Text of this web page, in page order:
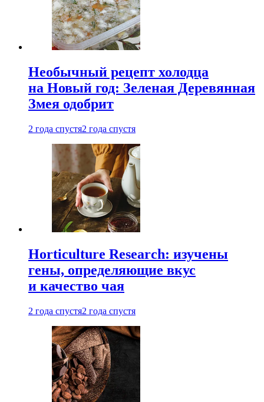
Необычный рецепт холодца
на Новый год: Зеленая Деревянная
Змея одобрит
2 года спустя2 года спустя
Horticulture Research: изучены
гены, определяющие вкус
и качество чая
2 года спустя2 года спустя